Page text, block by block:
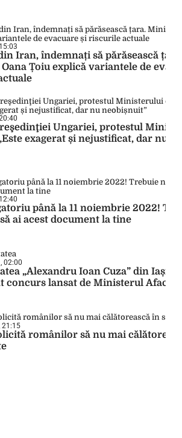
Iran, îndemnați să părăsească țara.
Țoiu explică variantele de
Ungariei, protestul
exagerat și nejustificat, dar nu
până la 11 noiembrie 2022!
ai acest document la tine
02:00
„Alexandru Ioan Cuza” din Iași
concurs lansat de Ministerul
21:15
românilor să nu mai